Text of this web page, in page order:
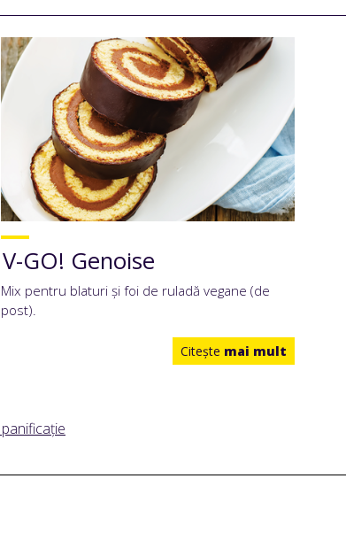
V-GO! Genoise
Mix pentru blaturi și foi de ruladă vegane (de
post).
Citeşte mai mult